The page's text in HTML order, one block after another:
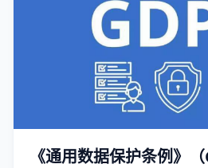
《通用数据保护条例》